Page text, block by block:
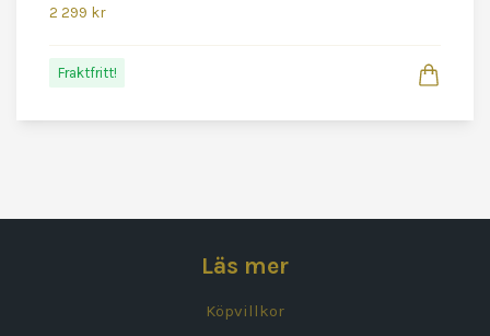
2 299 kr
Fraktfritt!
Läs mer
Köpvillkor